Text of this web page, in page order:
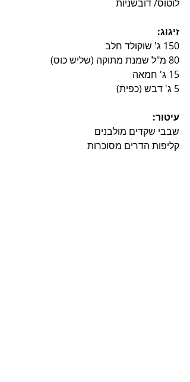
לוטוס/ דובשניות
זיגוג:
150 ג' שוקולד חלב
80 מ"ל שמנת מתוקה (שליש כוס)
15 ג' חמאה
5 ג' דבש (כפית)
עיטור:
שבבי שקדים מולבנים
קליפות הדרים מסוכרות